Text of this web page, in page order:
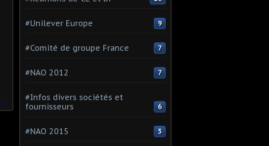
#Unilever Europe 9
#Comité de groupe France 7
#NAO 2012 7
#Infos divers sociétés et
fournisseurs
6
#NAO 2015 3